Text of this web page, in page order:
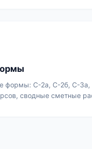
формы: С-2а, С-2б, С-
сводные сметные